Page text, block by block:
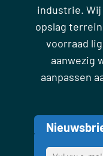
industrie.
opslag
voorraad
aanwezig
aanpassen